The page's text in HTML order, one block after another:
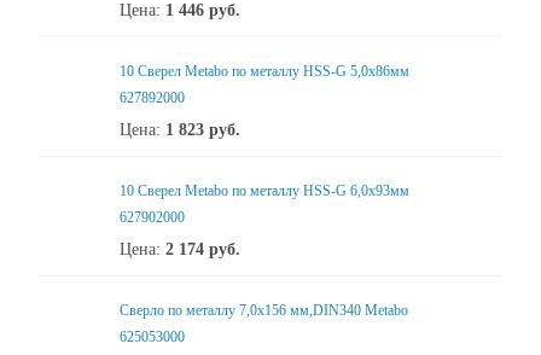
Цена: 1 446 руб.
10 Сверел Metabo по металлу HSS-G 5,0x86мм
627892000
Цена: 1 823 руб.
10 Сверел Metabo по металлу HSS-G 6,0x93мм
627902000
Цена: 2 174 руб.
Сверло по металлу 7,0x156 мм,DIN340 Metabo
625053000